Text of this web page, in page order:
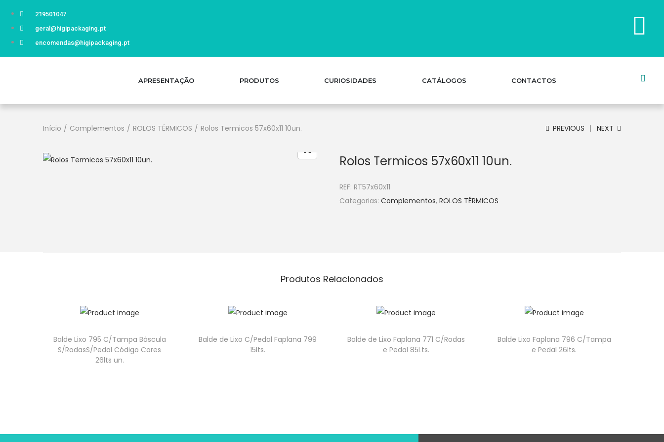
219501047
geral@higipackaging.pt
encomendas@higipackaging.pt
APRESENTAÇÃO PRODUTOS CURIOSIDADES CATÁLOGOS CONTACTOS
Início / Complementos / ROLOS TÉRMICOS / Rolos Termicos 57x60x11 10un. PREVIOUS NEXT
Rolos Termicos 57x60x11 10un.
REF: RT57x60x11
Categorias: Complementos, ROLOS TÉRMICOS
Produtos Relacionados
Balde Lixo 795 C/Tampa Báscula
S/RodasS/Pedal Código Cores
26lts un.
Balde de Lixo C/Pedal Faplana 799
15lts.
Balde de Lixo Faplana 771 C/Rodas
e Pedal 85Lts.
Balde Lixo Faplana 796 C/Tampa
e Pedal 26lts.